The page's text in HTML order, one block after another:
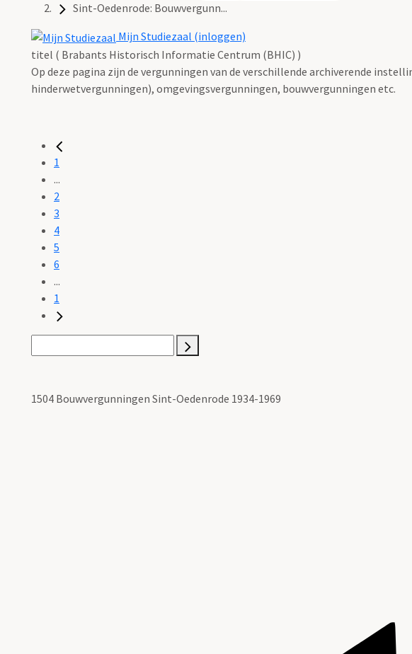
Sint-Oedenrode: Bouwvergunn...
Mijn Studiezaal (inloggen)
titel ( Brabants Historisch Informatie Centrum (BHIC) )
Op deze pagina zijn de vergunningen van de verschillende archiverende
hinderwetvergunningen), omgevingsvergunningen, bouwvergunningen etc.
1
...
2
3
4
5
6
...
1
1504 Bouwvergunningen Sint-Oedenrode 1934-1969